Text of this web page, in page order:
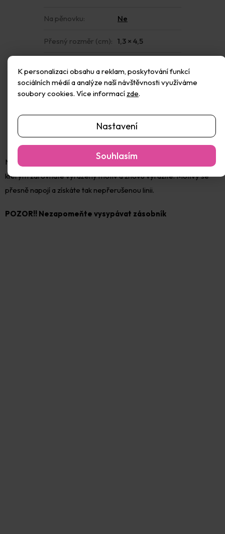
K personalizaci obsahu a reklam, poskytování funkcí
sociálních médií a analýze naší návštěvnosti využíváme
soubory cookies. Více informacízde.
Nastavení
Souhlasím
Můžete získat nekonečnou linku. Razidlo má speciální kraje, ke
kterým zarovnáte vyražený motiv a znovu vyrazíte. Motivy se
přesně napojí a získáte tak nepřerušenou linii.
POZOR!! Nezapomeňte vysypávat zásobník
Na pěnovku: Ne
Přesný rozměr (cm): 1,3 × 4,5
Sada: Ne